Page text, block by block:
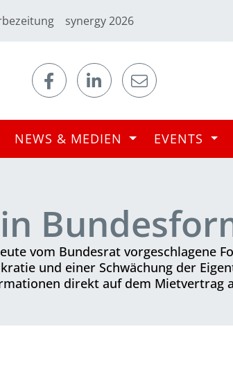
synergy 2026
NEWS & MEDIEN EVENTS
vom Bundesrat vorgeschlagene
und einer Schwächung der
direkt auf dem Mietvertrag